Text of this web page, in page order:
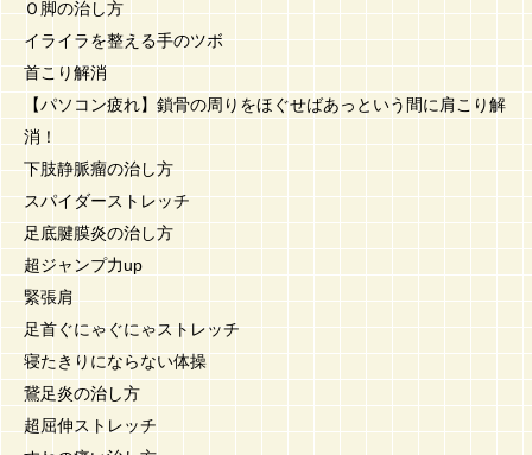
Ｏ脚の治し方
イライラを整える手のツボ
首こり解消
【パソコン疲れ】鎖骨の周りをほぐせばあっという間に肩こり解
消！
下肢静脈瘤の治し方
スパイダーストレッチ
足底腱膜炎の治し方
超ジャンプ力up
緊張肩
足首ぐにゃぐにゃストレッチ
寝たきりにならない体操
鵞足炎の治し方
超屈伸ストレッチ